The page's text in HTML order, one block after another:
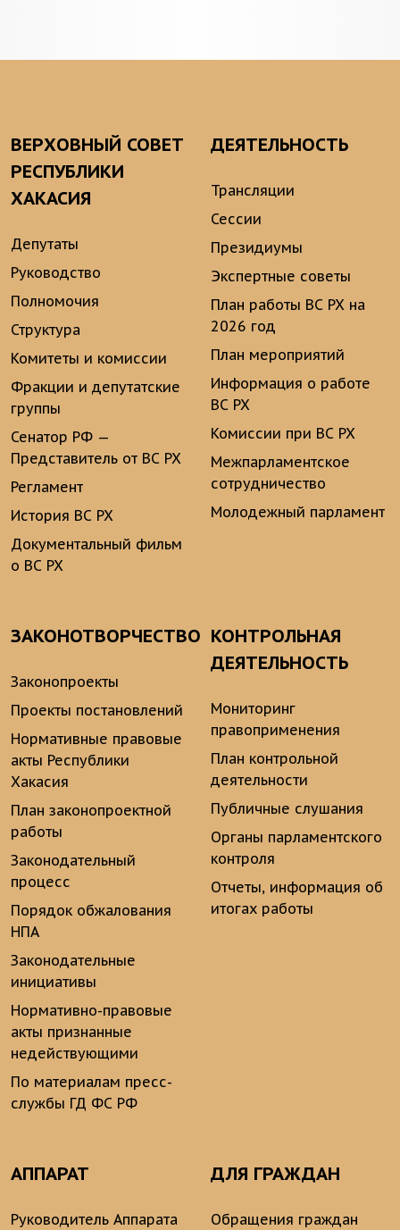
ВЕРХОВНЫЙ СОВЕТ
РЕСПУБЛИКИ
ХАКАСИЯ
Депутаты
Руководство
Полномочия
Структура
Комитеты и комиссии
Фракции и депутатские
группы
Сенатор РФ —
Представитель от ВС РХ
Регламент
История ВС РХ
Документальный фильм
о ВС РХ
ДЕЯТЕЛЬНОСТЬ
Трансляции
Сессии
Президиумы
Экспертные советы
План работы ВС РХ на
2026 год
План мероприятий
Информация о работе
ВС РХ
Комиссии при ВС РХ
Межпарламентское
сотрудничество
Молодежный парламент
ЗАКОНОТВОРЧЕСТВО
Законопроекты
Проекты постановлений
Нормативные правовые
акты Республики
Хакасия
План законопроектной
работы
Законодательный
процесс
Порядок обжалования
НПА
Законодательные
инициативы
Нормативно-правовые
акты признанные
недействующими
По материалам пресс-
службы ГД ФС РФ
КОНТРОЛЬНАЯ
ДЕЯТЕЛЬНОСТЬ
Мониторинг
правоприменения
План контрольной
деятельности
Публичные слушания
Органы парламентского
контроля
Отчеты, информация об
итогах работы
АППАРАТ
Руководитель Аппарата
ДЛЯ ГРАЖДАН
Обращения граждан